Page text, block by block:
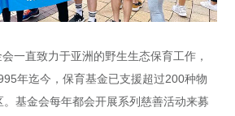
一直致力于亚洲的野生生态保育工作，
年迄今，保育基金已支援超过200种物
基金会每年都会开展系列慈善活动来募